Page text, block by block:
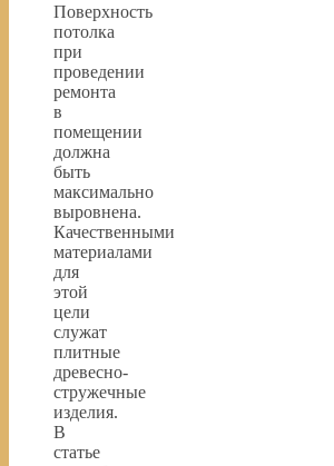
Поверхность
потолка
при
проведении
ремонта
в
помещении
должна
быть
максимально
выровнена.
Качественными
материалами
для
этой
цели
служат
плитные
древесно-
стружечные
изделия.
В
статье